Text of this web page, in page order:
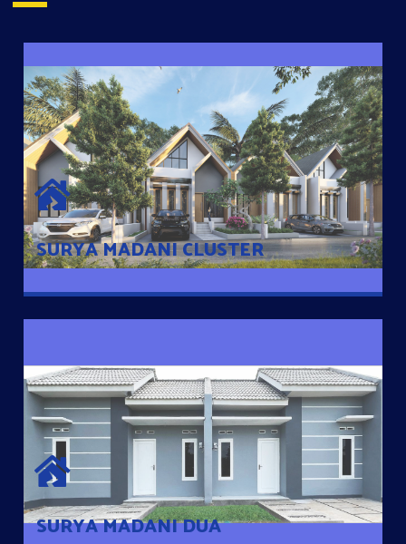
SURYA MADANI CLUSTER
SURYA MADANI CLUSTER
Desain Modern Minimalis dengan Konsep Rumah Pintar
Sehingga Memudahkan Penghuni mengakses rumahnya
dengan Ponsel
SURYA MADANI DUA
SURYA MADANI DUA
Satu-satunya Hunian nyaman dengan harga subsidi hanya 100
jutaan dengan lokasi strategis di Tuban